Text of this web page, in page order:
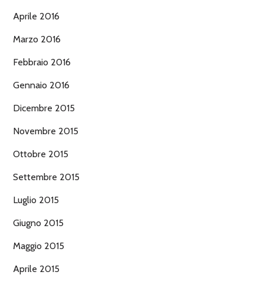
Aprile 2016
Marzo 2016
Febbraio 2016
Gennaio 2016
Dicembre 2015
Novembre 2015
Ottobre 2015
Settembre 2015
Luglio 2015
Giugno 2015
Maggio 2015
Aprile 2015